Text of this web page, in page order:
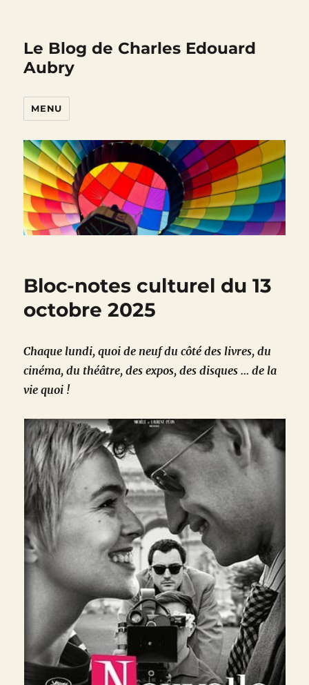
Le Blog de Charles Edouard
Aubry
MENU
Bloc-notes culturel du 13
octobre 2025
Chaque lundi, quoi de neuf du côté des livres, du
cinéma, du théâtre, des expos, des disques … de la
vie quoi !